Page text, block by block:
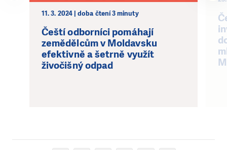
11. 3. 2024 | doba čtení 3 minuty
Čeští odborníci pomáhají
zemědělcům v Moldavsku
efektivně a šetrně využít
živočišný odpad